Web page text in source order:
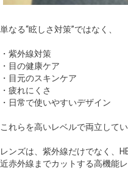
単なる“眩しさ対策”ではなく、
・紫外線対策
・目の健康ケア
・目元のスキンケア
・疲れにくさ
・日常で使いやすいデザイン
これらを高いレベルで両立して
レンズは、紫外線だけでなく、
近赤外線までカットする高機能レ